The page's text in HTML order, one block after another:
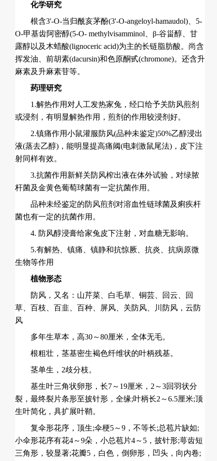
化学研究
根含3'-O-当归酰亥茅酚(3'-O-angeloyl-hamaudol)、5-
O-甲基齿阿密醇(5-O- methylvisamminol、β-谷甾醇、甘
露醇以及木蜡酸(lignoceric acid)为主的长链脂肪酸。尚含
挥发油、前胡素(dacursin)和色原酮甙(chromone)。还含升
麻素及升麻素苷等。
药理研究
1.解热作用对人工发热家兔，经口给予关防风煎剂
或浸剂，有明显解热作用，煎剂的作用较浸剂好。
2.镇痛作用小鼠灌服防风(品种未鉴定)50%乙醇浸出
液(蒸去乙醇)，能明显提高痛阈(电刺激鼠尾法)，皮下注
射同样有效。
3.抗菌作用新鲜关防风榨出液在体外试验，对绿脓
杆菌及金黄色葡萄球菌有一定抗菌作用。
品种未经鉴定的防风煎剂对溶血性链球菌及痢疾杆
菌也有一定的抗菌作用。
4. 防风醇浸膏给家兔皮下注射，对血糖无影响。
5.有解热、镇痛、镇静和抗惊厥、抗炎、抗病原微
生物等作用
植物形态
防风，又名：山芹菜 、白毛草、铜芸、回云、回
草、百枝、百韭、百种、屏风、关防风、川防风，云防
风
多年生草本，高30～80厘米，全体无毛。
根粗壮，茎基密生褐色纤维状的叶柄残基。
茎单生，2歧分枝。
基生叶三角状卵形，长7～19厘米，2～3回羽状分
裂，最终裂片条形至披针形，全缘;叶柄长2～6.5厘米;顶
生叶简化，具扩展叶鞘。
复伞形花序，顶生;伞梗5～9，不等长;总苞片缺如;
小伞形花序有花4～9朵，小总苞片4～5，披针形;萼齿短
三角形，较显著;花瓣5，白色，倒卵形，凹头，向内卷;